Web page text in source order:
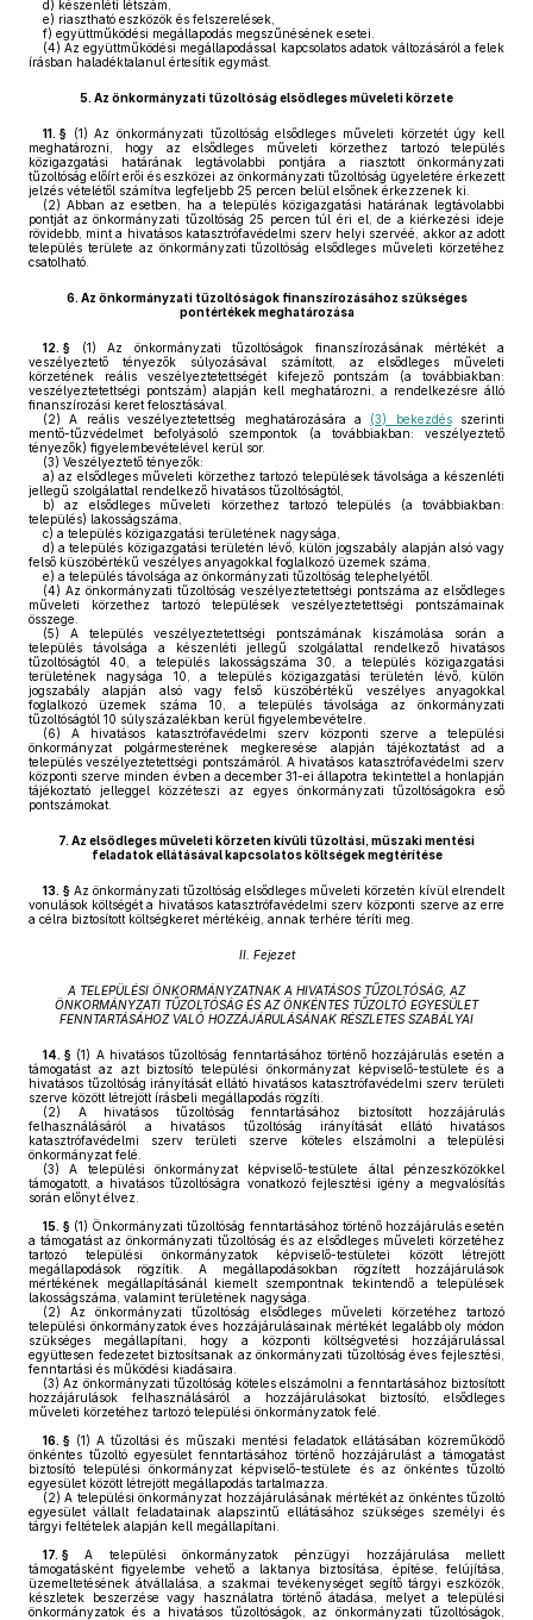
d) készenléti létszám,
e) riasztható eszközök és felszerelések,
f) együttműködési megállapodás megszűnésének esetei.
(4) Az együttműködési megállapodással kapcsolatos adatok változásáról a felek
írásban haladéktalanul értesítik egymást.
5. Az önkormányzati tűzoltóság elsődleges műveleti körzete
11. § (1) Az önkormányzati tűzoltóság elsődleges műveleti körzetét úgy kell
meghatározni, hogy az elsődleges műveleti körzethez tartozó település
közigazgatási határának legtávolabbi pontjára a riasztott önkormányzati
tűzoltóság előírt erői és eszközei az önkormányzati tűzoltóság ügyeletére érkezett
jelzés vételétől számítva legfeljebb 25 percen belül elsőnek érkezzenek ki.
(2) Abban az esetben, ha a település közigazgatási határának legtávolabbi
pontját az önkormányzati tűzoltóság 25 percen túl éri el, de a kiérkezési ideje
rövidebb, mint a hivatásos katasztrófavédelmi szerv helyi szervéé, akkor az adott
település területe az önkormányzati tűzoltóság elsődleges műveleti körzetéhez
csatolható.
6. Az önkormányzati tűzoltóságok finanszírozásához szükséges
pontértékek meghatározása
12. § (1) Az önkormányzati tűzoltóságok finanszírozásának mértékét a
veszélyeztető tényezők súlyozásával számított, az elsődleges műveleti
körzetének reális veszélyeztetettségét kifejező pontszám (a továbbiakban:
veszélyeztetettségi pontszám) alapján kell meghatározni, a rendelkezésre álló
finanszírozási keret felosztásával.
(2) A reális veszélyeztetettség meghatározására a (3) bekezdésszerinti
mentő-tűzvédelmet befolyásoló szempontok (a továbbiakban: veszélyeztető
tényezők) figyelembevételével kerül sor.
(3) Veszélyeztető tényezők:
a) az elsődleges műveleti körzethez tartozó települések távolsága a készenléti
jellegű szolgálattal rendelkező hivatásos tűzoltóságtól,
b) az elsődleges műveleti körzethez tartozó település (a továbbiakban:
település) lakosságszáma,
c) a település közigazgatási területének nagysága,
d) a település közigazgatási területén lévő, külön jogszabály alapján alsó vagy
felső küszöbértékű veszélyes anyagokkal foglalkozó üzemek száma,
e) a település távolsága az önkormányzati tűzoltóság telephelyétől.
(4) Az önkormányzati tűzoltóság veszélyeztetettségi pontszáma az elsődleges
műveleti körzethez tartozó települések veszélyeztetettségi pontszámainak
összege.
(5) A település veszélyeztetettségi pontszámának kiszámolása során a
település távolsága a készenléti jellegű szolgálattal rendelkező hivatásos
tűzoltóságtól 40, a település lakosságszáma 30, a település közigazgatási
területének nagysága 10, a település közigazgatási területén lévő, külön
jogszabály alapján alsó vagy felső küszöbértékű veszélyes anyagokkal
foglalkozó üzemek száma 10, a település távolsága az önkormányzati
tűzoltóságtól 10 súlyszázalékban kerül figyelembevételre.
(6) A hivatásos katasztrófavédelmi szerv központi szerve a települési
önkormányzat polgármesterének megkeresése alapján tájékoztatást ad a
település veszélyeztetettségi pontszámáról. A hivatásos katasztrófavédelmi szerv
központi szerve minden évben a december 31-ei állapotra tekintettel a honlapján
tájékoztató jelleggel közzéteszi az egyes önkormányzati tűzoltóságokra eső
pontszámokat.
7. Az elsődleges műveleti körzeten kívüli tűzoltási, műszaki mentési
feladatok ellátásával kapcsolatos költségek megtérítése
13. § Az önkormányzati tűzoltóság elsődleges műveleti körzetén kívül elrendelt
vonulások költségét a hivatásos katasztrófavédelmi szerv központi szerve az erre
a célra biztosított költségkeret mértékéig, annak terhére téríti meg.
II. Fejezet
A TELEPÜLÉSI ÖNKORMÁNYZATNAK A HIVATÁSOS TŰZOLTÓSÁG, AZ
ÖNKORMÁNYZATI TŰZOLTÓSÁG ÉS AZ ÖNKÉNTES TŰZOLTÓ EGYESÜLET
FENNTARTÁSÁHOZ VALÓ HOZZÁJÁRULÁSÁNAK RÉSZLETES SZABÁLYAI
14. § (1) A hivatásos tűzoltóság fenntartásához történő hozzájárulás esetén a
támogatást az azt biztosító települési önkormányzat képviselő-testülete és a
hivatásos tűzoltóság irányítását ellátó hivatásos katasztrófavédelmi szerv területi
szerve között létrejött írásbeli megállapodás rögzíti.
(2) A hivatásos tűzoltóság fenntartásához biztosított hozzájárulás
felhasználásáról a hivatásos tűzoltóság irányítását ellátó hivatásos
katasztrófavédelmi szerv területi szerve köteles elszámolni a települési
önkormányzat felé.
(3) A települési önkormányzat képviselő-testülete által pénzeszközökkel
támogatott, a hivatásos tűzoltóságra vonatkozó fejlesztési igény a megvalósítás
során előnyt élvez.
15. § (1) Önkormányzati tűzoltóság fenntartásához történő hozzájárulás esetén
a támogatást az önkormányzati tűzoltóság és az elsődleges műveleti körzetéhez
tartozó települési önkormányzatok képviselő-testületei között létrejött
megállapodások rögzítik. A megállapodásokban rögzített hozzájárulások
mértékének megállapításánál kiemelt szempontnak tekintendő a települések
lakosságszáma, valamint területének nagysága.
(2) Az önkormányzati tűzoltóság elsődleges műveleti körzetéhez tartozó
települési önkormányzatok éves hozzájárulásainak mértékét legalább oly módon
szükséges megállapítani, hogy a központi költségvetési hozzájárulással
együttesen fedezetet biztosítsanak az önkormányzati tűzoltóság éves fejlesztési,
fenntartási és működési kiadásaira.
(3) Az önkormányzati tűzoltóság köteles elszámolni a fenntartásához biztosított
hozzájárulások felhasználásáról a hozzájárulásokat biztosító, elsődleges
műveleti körzetéhez tartozó települési önkormányzatok felé.
16. § (1) A tűzoltási és műszaki mentési feladatok ellátásában közreműködő
önkéntes tűzoltó egyesület fenntartásához történő hozzájárulást a támogatást
biztosító települési önkormányzat képviselő-testülete és az önkéntes tűzoltó
egyesület között létrejött megállapodás tartalmazza.
(2) A települési önkormányzat hozzájárulásának mértékét az önkéntes tűzoltó
egyesület vállalt feladatainak alapszintű ellátásához szükséges személyi és
tárgyi feltételek alapján kell megállapítani.
17. § A települési önkormányzatok pénzügyi hozzájárulása mellett
támogatásként figyelembe vehető a laktanya biztosítása, építése, felújítása,
üzemeltetésének átvállalása, a szakmai tevékenységet segítő tárgyi eszközök,
készletek beszerzése vagy használatra történő átadása, melyet a települési
önkormányzatok és a hivatásos tűzoltóságok, az önkormányzati tűzoltóságok,